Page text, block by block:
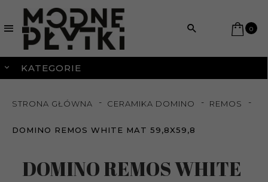
0
KATEGORIE
STRONA GŁÓWNA CERAMIKA DOMINO REMOS
DOMINO REMOS WHITE MAT 59,8X59,8
DOMINO REMOS WHITE